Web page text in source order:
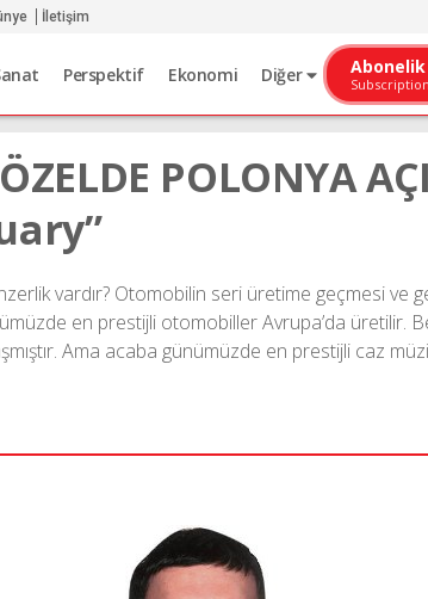
İletişim
Perspektif Ekonomi Diğer Abonelik
Subscription
POLONYA
vardır? Otomobilin seri üretime geçmesi ve
en prestijli otomobiller Avrupa’da üretilir.
Ama acaba günümüzde en prestijli caz